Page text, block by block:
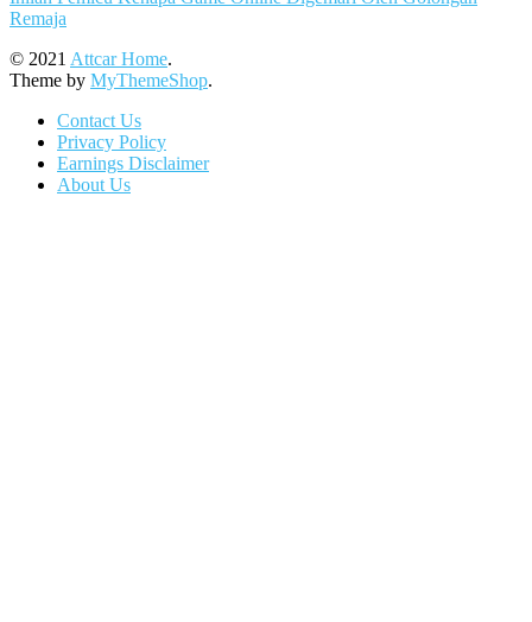
Remaja
© 2021 Attcar Home.
Theme by MyThemeShop.
Contact Us
Privacy Policy
Earnings Disclaimer
About Us